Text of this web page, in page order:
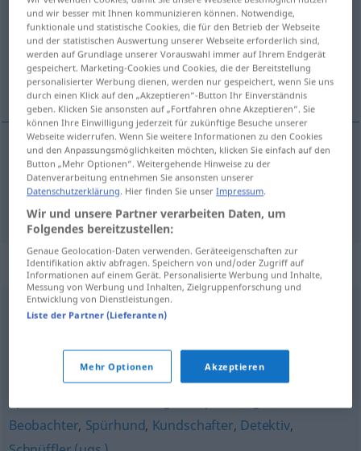
Übersicht aller Übersetzungen
(Für mehr Details die Übersetzung anklicken/antippen)
agent, tajniak
agent Agent
tajniak Agent (Spion)
Synonyme für "Agent"
Manager,Vermittler
Maschine ,
Beobachter, Spürhund, Kundschafter, Detektiv,
und wir besser mit Ihnen kommunizieren können. Notwendige,
funktionale und statistische Cookies, die für den Betrieb der Webseite
und der statistischen Auswertung unserer Webseite erforderlich sind,
werden auf Grundlage unserer Vorauswahl immer auf Ihrem Endgerät
gespeichert. Marketing-Cookies und Cookies, die der Bereitstellung
personalisierter Werbung dienen, werden nur gespeichert, wenn Sie uns
durch einen Klick auf den „Akzeptieren“-Button Ihr Einverständnis
geben. Klicken Sie ansonsten auf „Fortfahren ohne Akzeptieren“. Sie
können Ihre Einwilligung jederzeit für zukünftige Besuche unserer
Webseite widerrufen. Wenn Sie weitere Informationen zu den Cookies
und den Anpassungsmöglichkeiten möchten, klicken Sie einfach auf den
Button „Mehr Optionen“. Weitergehende Hinweise zu der
Datenverarbeitung entnehmen Sie ansonsten unserer
Datenschutzerklärung . Hier finden Sie unserImpressum
Wir und unsere Partner verarbeiten Daten, um
Folgendes bereitzustellen:
Genaue Geolocation-Daten verwenden. Geräteeigenschaften zur
Identifikation aktiv abfragen. Speichern von und/oder Zugriff auf
Informationen auf einem Gerät. Personalisierte Werbung und Inhalte,
Messung von Werbung und Inhalten, Zielgruppenforschung und
Entwicklung von Dienstleistungen.
Liste der Partner (Lieferanten)
Mehr Optionen Akzeptieren